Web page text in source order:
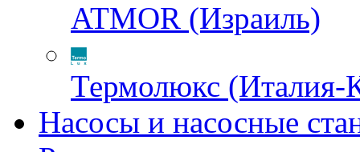
ATMOR (Израиль)
Термолюкс (Италия-
Насосы и насосные